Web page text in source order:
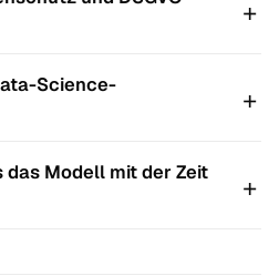
Science-
das Modell mit der Zeit